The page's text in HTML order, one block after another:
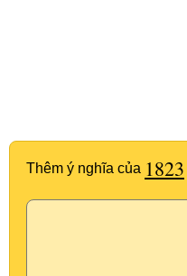
Thêm ý nghĩa của 1823